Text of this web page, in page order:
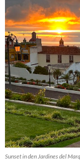
Sunset in den Jardines del